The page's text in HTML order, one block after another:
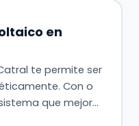
en
te permite ser
Con o
que mejor…